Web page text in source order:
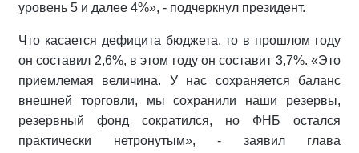
уровень 5 и далее 4%», - подчеркнул президент.
Что касается дефицита бюджета, то в прошлом году
он составил 2,6%, в этом году он составит 3,7%. «Это
приемлемая величина. У нас сохраняется баланс
внешней торговли, мы сохранили наши резервы,
резервный фонд сократился, но ФНБ остался
практически нетронутым», - заявил глава